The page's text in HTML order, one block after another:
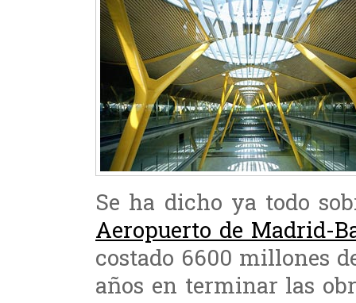
Se ha dicho ya todo
Aeropuerto de Madrid-
costado 6600 millones
años en terminar las